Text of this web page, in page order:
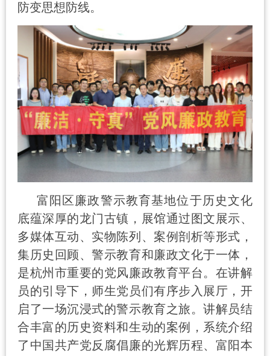
防变思想防线。
富阳区廉政警示教育基地位于历史文化
底蕴深厚的龙门古镇，展馆通过图文展示、
多媒体互动、实物陈列、案例剖析等形式，
集历史回顾、警示教育和廉政文化于一体，
是杭州市重要的党风廉政教育平台。在讲解
员的引导下，师生党员们有序步入展厅，开
启了一场沉浸式的警示教育之旅。讲解员结
合丰富的历史资料和生动的案例，系统介绍
了中国共产党反腐倡廉的光辉历程、富阳本